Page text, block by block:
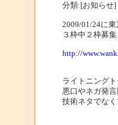
分類:[お知ら
2009/01/24に
３枠中２枠募
http://
ライトニング
悪口やネガ発
技術ネタでなく